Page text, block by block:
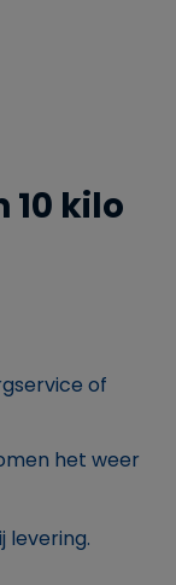
kilo
of
het weer
levering.